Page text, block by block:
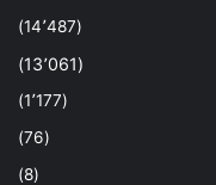
(14٬487)
(13٬061)
(1٬177)
(76)
(8)